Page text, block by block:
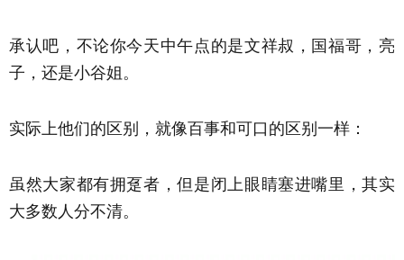
承认吧，不论你今天中午点的是文祥叔，国福哥，亮
子，还是小谷姐。
实际上他们的区别，就像百事和可口的区别一样：
虽然大家都有拥趸者，但是闭上眼睛塞进嘴里，其实
大多数人分不清。